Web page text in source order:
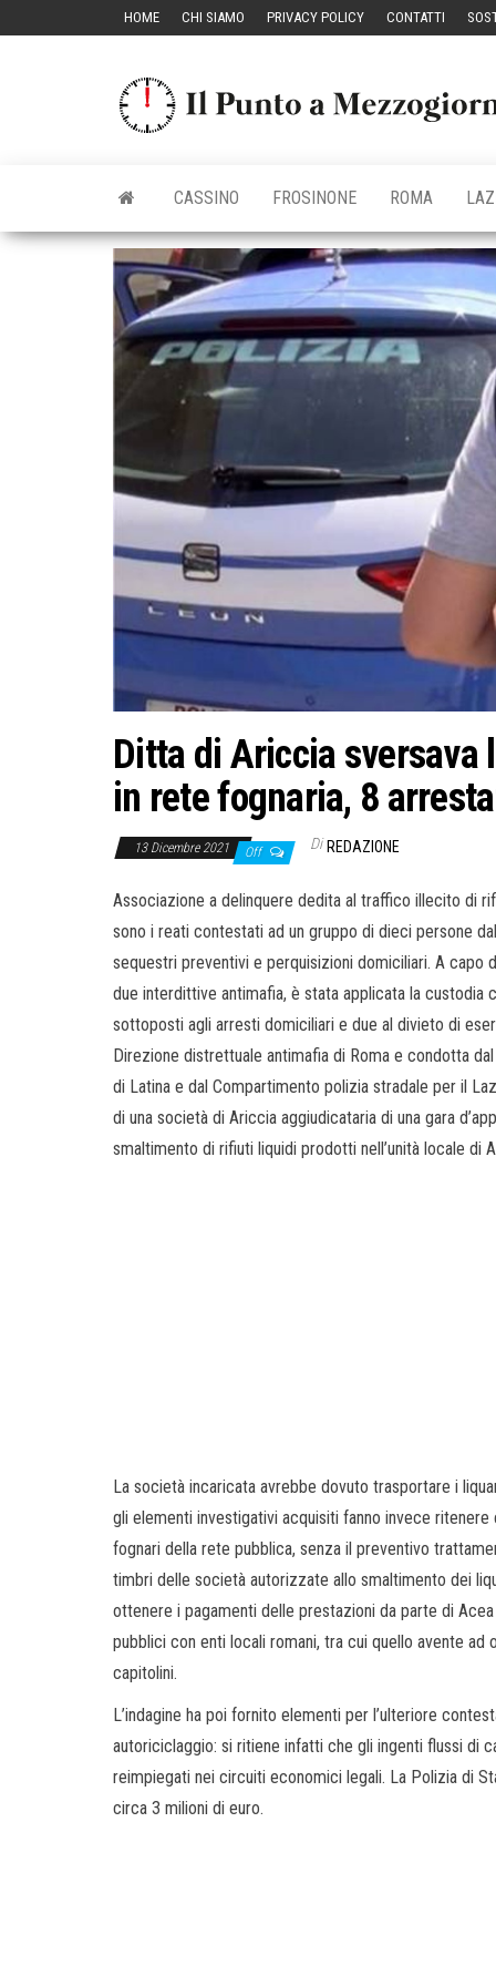
HOME CHI SIAMO PRIVACY POLICY CONTATTI
CASSINO FROSINONE ROMA
Ditta di Ariccia
in rete fognaria, 8
13 Dicembre 2021 Off Di REDAZIONE
Associazione a delinquere dedita al traffico illecito di
sono i reati contestati ad un gruppo di dieci persone
sequestri preventivi e perquisizioni domiciliari. A capo
due interdittive antimafia, è stata applicata la
sottoposti agli arresti domiciliari e due al divieto di
Direzione distrettuale antimafia di Roma e condotta
di Latina e dal Compartimento polizia stradale per il
di una società di Ariccia aggiudicataria di una gara
smaltimento di rifiuti liquidi prodotti nell’unità locale di
La società incaricata avrebbe dovuto trasportare i
gli elementi investigativi acquisiti fanno invece
fognari della rete pubblica, senza il preventivo
timbri delle società autorizzate allo smaltimento dei
ottenere i pagamenti delle prestazioni da parte di
pubblici con enti locali romani, tra cui quello avente
capitolini.
L’indagine ha poi fornito elementi per l’ulteriore
autoriciclaggio: si ritiene infatti che gli ingenti flussi di
reimpiegati nei circuiti economici legali. La Polizia di
circa 3 milioni di euro.